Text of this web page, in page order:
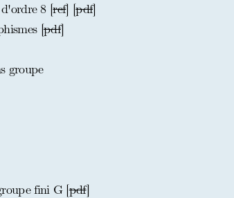
d'ordre 8 [ref] [pdf]
[pdf]
groupe
fini G [pdf]